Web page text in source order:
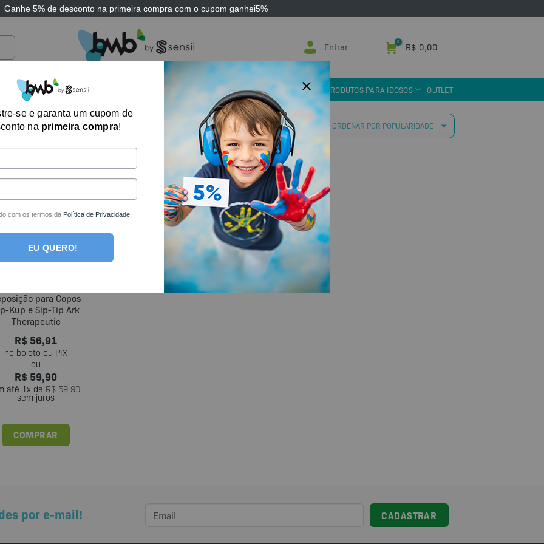
Ganhe 5% de desconto na primeira compra com o cupom ganhei5%
Entrar R$ 0,00
BRINQUEDOS E JOGOS ARK THERAPEUTIC SENSII TECNOLOGIA ASSISTIVA PRODUTOS PARA IDOSOS OUTLET
Exibindo um único resultado
para Copos
Kup e Sip-Tip Ark
Therapeutic
R$ 56,91
R$ 59,90
até 1x de R$59,90
sem juros
COMPRAR
por e-mail!
se e garanta um cupom de
na primeira compra!
com os termos da Política de Privacidade
EU QUERO!